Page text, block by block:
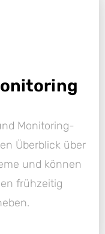
Monitoring-
Überblick über
und können
frühzeitig